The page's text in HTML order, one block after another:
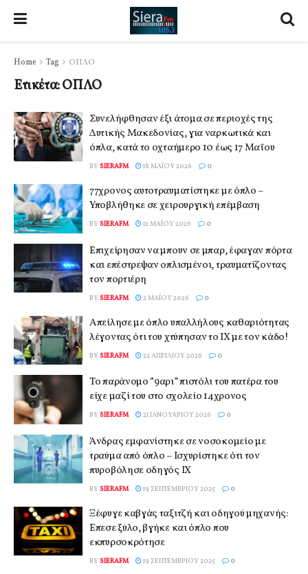
Home Tag ΟΠΛΟ
Ετικέτα:ΟΠΛΟ
Συνελήφθησαν έξι άτομα σε περιοχές της
Δυτικής Μακεδονίας, για ναρκωτικά και
όπλα, κατά το οχταήμερο 10 έως 17 Μαΐου
BY SIERAFM 18 ΜΑΪ́ΟΥ 2026 0
77χρονος αυτοτραυματίστηκε με όπλο –
Υποβλήθηκε σε χειρουργική επέμβαση
BY SIERAFM 12 ΜΑΪ́ΟΥ 2026 0
Επιχείρησαν να μπουν σε μπαρ, έφαγαν πόρτα
και επέστρεψαν οπλισμένοι, τραυματίζοντας
τον πορτιέρη
BY SIERAFM 2 ΜΑΪ́ΟΥ 2026 0
Απείλησε με όπλο υπαλλήλους καθαριότητας
λέγοντας ότι του χτύπησαν το ΙΧ με τον κάδο!
BY SIERAFM 22 ΑΠΡΙΛΊΟΥ 2026 0
Το παράνομο “9αρι” πιστόλι του πατέρα του
είχε μαζί του στο σχολείο 14χρονος
BY SIERAFM 21 ΙΑΝΟΥΑΡΊΟΥ 2026 0
Άνδρας εμφανίστηκε σε νοσοκομείο με
τραύμα από όπλο – Ισχυρίστηκε ότι τον
πυροβόλησε οδηγός ΙΧ
BY SIERAFM 19 ΣΕΠΤΕΜΒΡΊΟΥ 2025 0
Ξέφυγε καβγάς ταξιτζή και οδηγού μηχανής:
Έπεσε ξύλο, βγήκε και όπλο που
εκπυρσοκρότησε
BY SIERAFM 19 ΣΕΠΤΕΜΒΡΊΟΥ 2025 0